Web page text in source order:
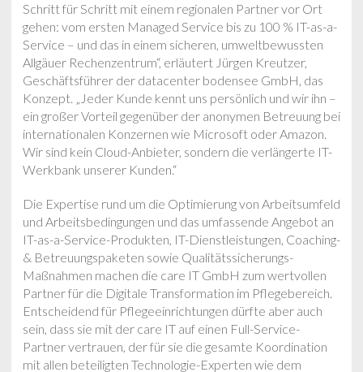
Schritt für Schritt mit einem regionalen Partner vor Ort
gehen: vom ersten Managed Service bis zu 100 % IT-as-a-
Service – und das in einem sicheren, umweltbewussten
Allgäuer Rechenzentrum“, erläutert Jürgen Kreutzer,
Geschäftsführer der datacenter bodensee GmbH, das
Konzept. „Jeder Kunde kennt uns persönlich und wir ihn –
ein großer Vorteil gegenüber der anonymen Betreuung bei
internationalen Konzernen wie Microsoft oder Amazon.
Wir sind kein Cloud-Anbieter, sondern die verlängerte IT-
Werkbank unserer Kunden.“
Die Expertise rund um die Optimierung von Arbeitsumfeld
und Arbeitsbedingungen und das umfassende Angebot an
IT-as-a-Service-Produkten, IT-Dienstleistungen, Coaching-
& Betreuungspaketen sowie Qualitätssicherungs-
Maßnahmen machen die care IT GmbH zum wertvollen
Partner für die Digitale Transformation im Pflegebereich.
Entscheidend für Pflegeeinrichtungen dürfte aber auch
sein, dass sie mit der care IT auf einen Full-Service-
Partner vertrauen, der für sie die gesamte Koordination
mit allen beteiligten Technologie-Experten wie dem